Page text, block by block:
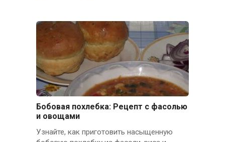
Бобовая похлебка: Рецепт с фасолью
и овощами
Узнайте, как приготовить насыщенную